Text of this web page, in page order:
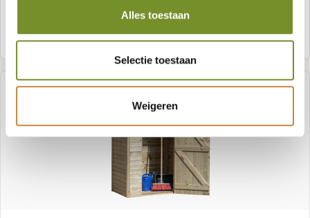
Alles toestaan
Selectie toestaan
Weigeren
Meer informatie